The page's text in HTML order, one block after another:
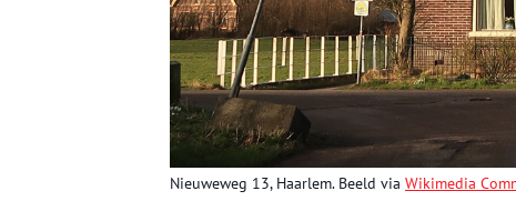
Nieuweweg 13, Haarlem. Beeld via Wikimedia